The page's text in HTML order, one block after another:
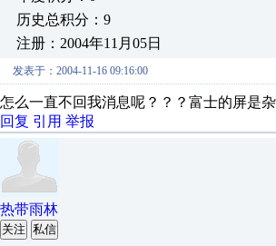
历史总积分：9
注册：2004年11月05日
发表于：2004-11-16 09:16:00
怎么一直不回我消息呢？？？富士的屏是
回复 引用 举报
热带雨林
关注 私信